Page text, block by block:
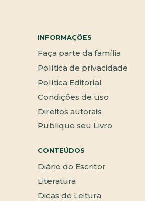
INFORMAÇÕES
Faça parte da família
Política de privacidade
Política Editorial
Condições de uso
Direitos autorais
Publique seu Livro
CONTEÚDOS
Diário do Escritor
Literatura
Dicas de Leitura